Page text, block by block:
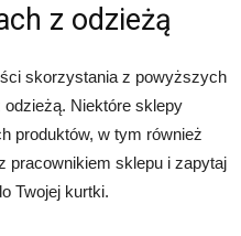
z odzieżą
skorzystania z powyższych
Niektóre sklepy
produktów, w tym również
pracownikiem sklepu i zapytaj
Twojej kurtki.